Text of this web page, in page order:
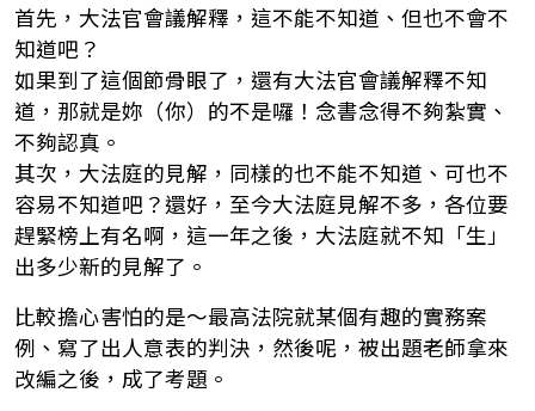
首先，大法官會議解釋，這不能不知道、但也不會不
知道吧？
如果到了這個節骨眼了，還有大法官會議解釋不知
道，那就是妳（你）的不是囉！念書念得不夠紮實、
不夠認真。
其次，大法庭的見解，同樣的也不能不知道、可也不
容易不知道吧？還好，至今大法庭見解不多，各位要
趕緊榜上有名啊，這一年之後，大法庭就不知「生」
出多少新的見解了。
比較擔心害怕的是～最高法院就某個有趣的實務案
例、寫了出人意表的判決，然後呢，被出題老師拿來
改編之後，成了考題。